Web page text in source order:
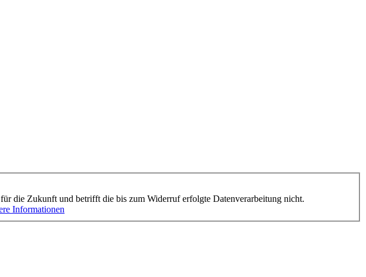
die Zukunft und betrifft die bis zum Widerruf erfolgte Datenverarbeitung nicht.
Informationen